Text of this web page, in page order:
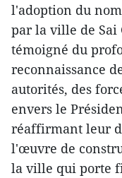
l'adoption du
par la ville de Sai
témoigné du
reconnaissance
autorités, des
envers le
réaffirmant leur
l'œuvre de
la ville qui porte